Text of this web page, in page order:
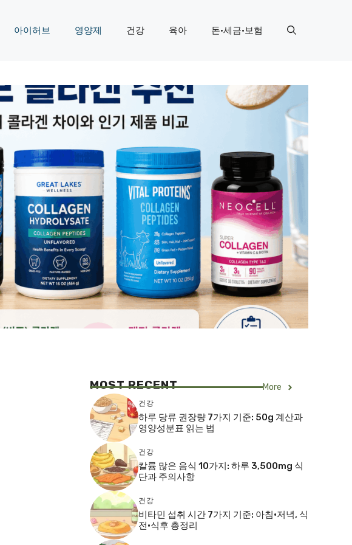
아이허브 영양제 건강 육아 돈·세금·보험
MOST RECENT More
건강
하루 당류 권장량 7가지 기준: 50g 계산과
영양성분표 읽는 법
건강
칼륨 많은 음식 10가지: 하루 3,500mg 식
단과 주의사항
건강
비타민 섭취 시간 7가지 기준: 아침·저녁, 식
전·식후 총정리